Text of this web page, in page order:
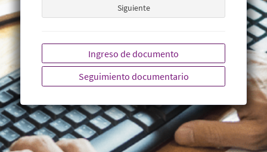
Ingreso de documento
Seguimiento documentario